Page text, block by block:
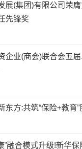
展(集团)有限公司荣
先锋奖
企业(商会)联合会五
东方:共筑“保险+教育
”融合模式升级!新华